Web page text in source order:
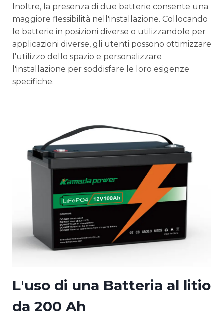
Inoltre, la presenza di due batterie consente una
maggiore flessibilità nell'installazione. Collocando
le batterie in posizioni diverse o utilizzandole per
applicazioni diverse, gli utenti possono ottimizzare
l'utilizzo dello spazio e personalizzare
l'installazione per soddisfare le loro esigenze
specifiche.
L'uso di una Batteria al litio
da 200 Ah